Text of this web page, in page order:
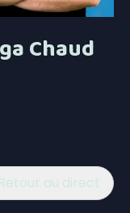
Chaud
Retour au direct